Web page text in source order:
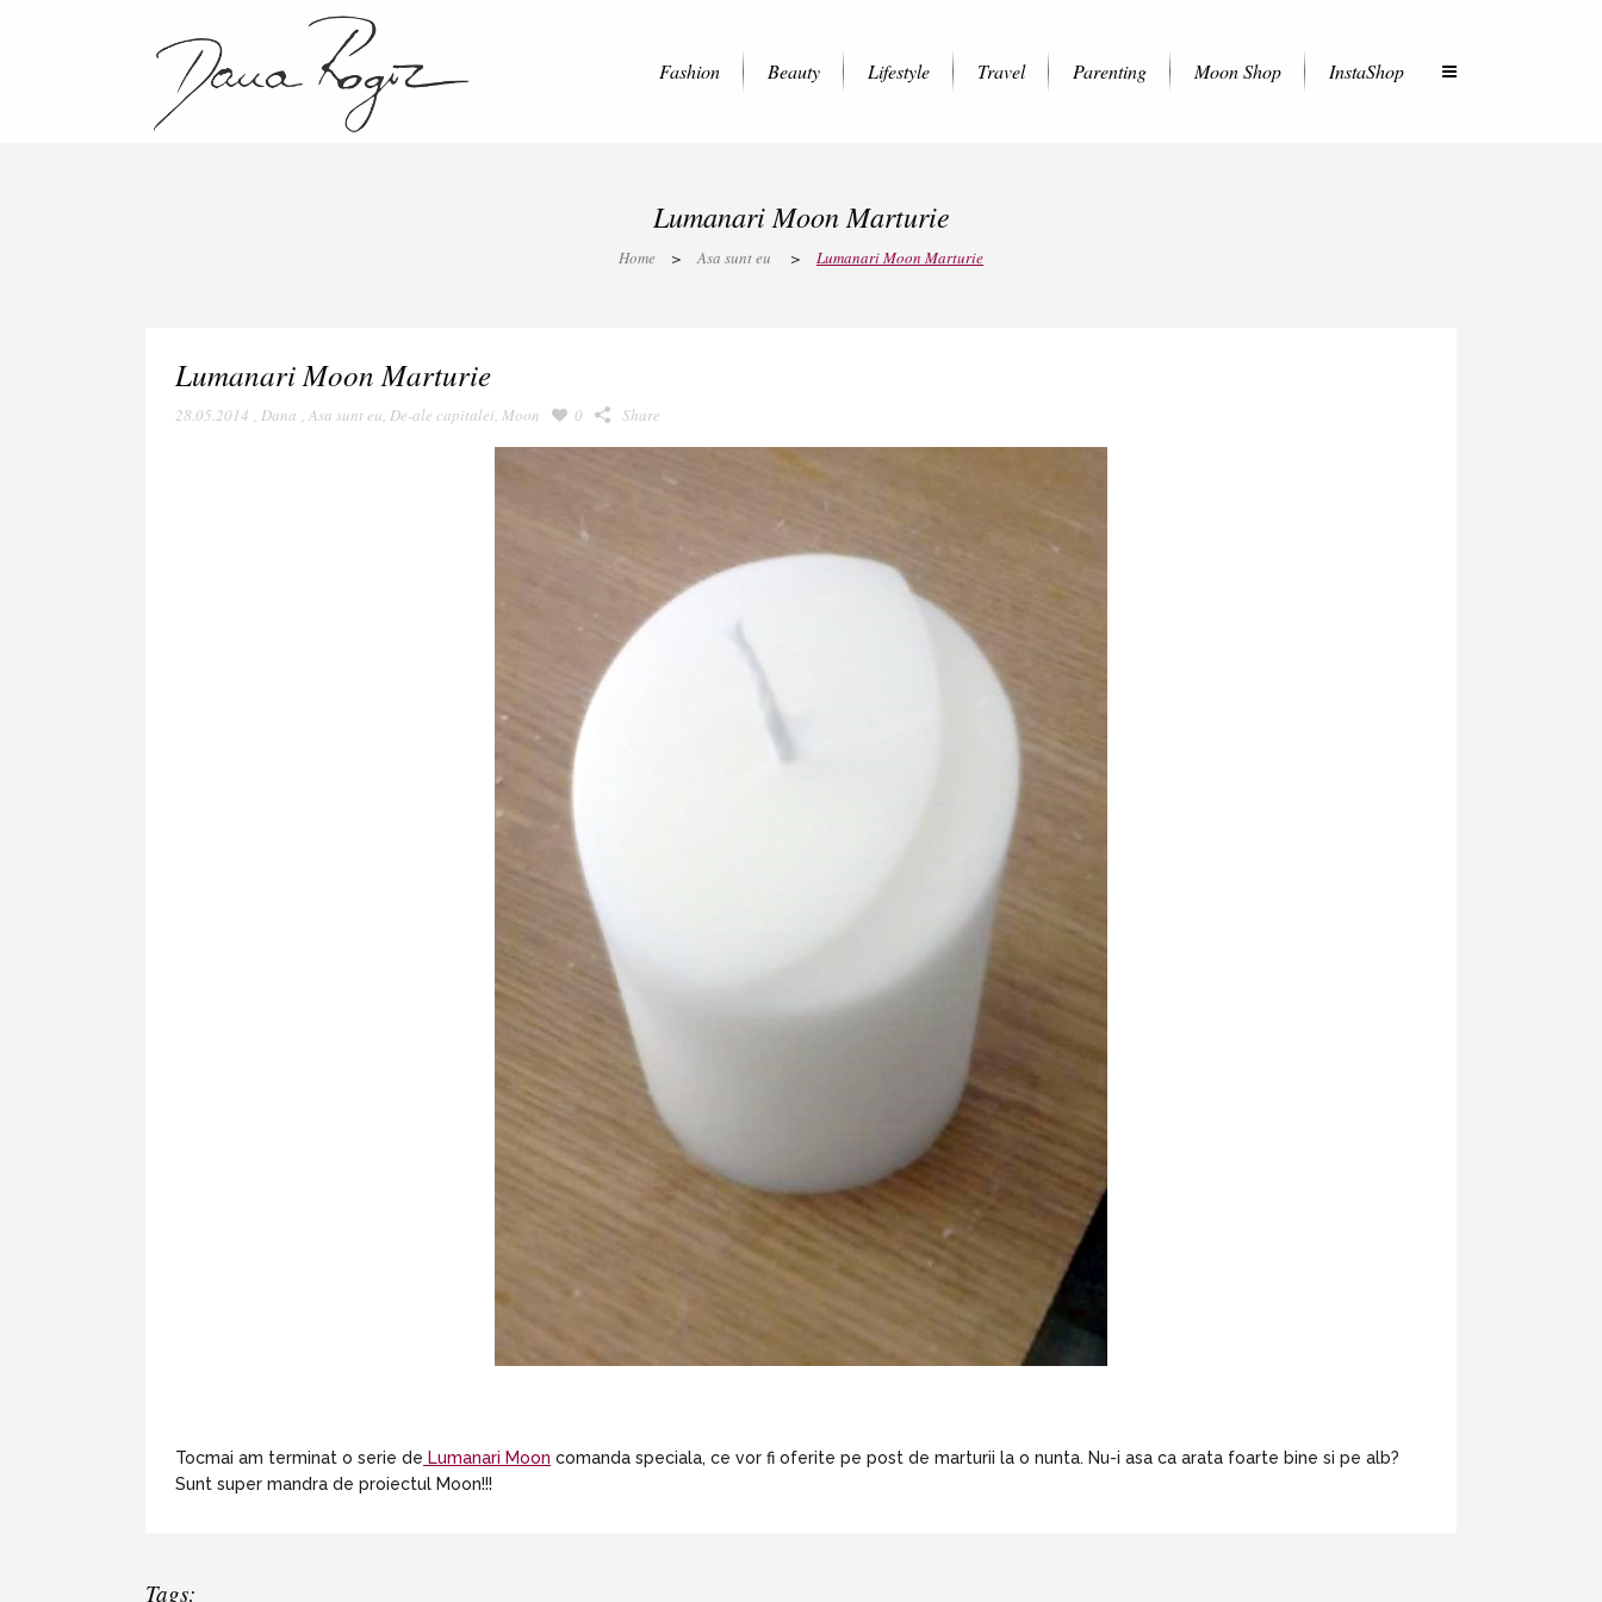
Fashion Beauty Lifestyle Travel Parenting Moon Shop InstaShop
Lumanari Moon Marturie
Home > Asa sunt eu > Lumanari Moon Marturie
Lumanari Moon Marturie
28.05.2014 , Dana , Asa sunt eu, De-ale capitalei, Moon 0 Share
Tocmai am terminat o serie de Lumanari Moon comanda speciala, ce vor fi oferite pe post de marturii la o nunta. Nu-i asa ca arata foarte bine si pe alb?
Sunt super mandra de proiectul Moon!!!
Tags: